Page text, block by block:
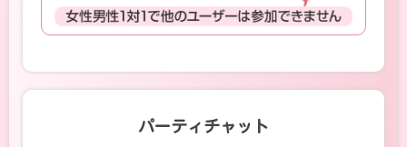
パーティチャット